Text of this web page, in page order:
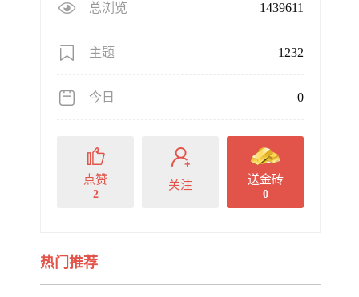
总浏览 1439611
主题 1232
今日 0
点赞
2
关注 送金砖
0
热门推荐